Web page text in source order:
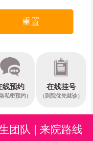
重置
线预约
私密预约）
在线挂号
（到院优先就诊）
团队 | 来院路线